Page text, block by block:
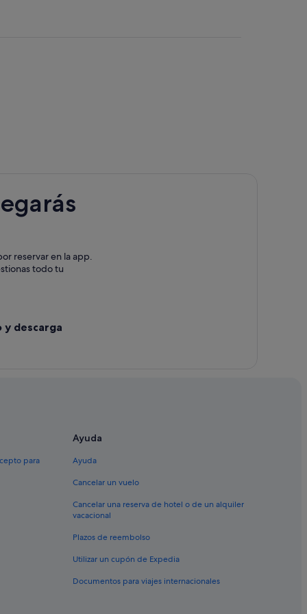
reservar en la app.
todo tu
y descarga
para
Ayuda
Ayuda
Cancelar un vuelo
Cancelar una reserva de hotel o de un alquiler
vacacional
Plazos de reembolso
Utilizar un cupón de Expedia
Documentos para viajes internacionales